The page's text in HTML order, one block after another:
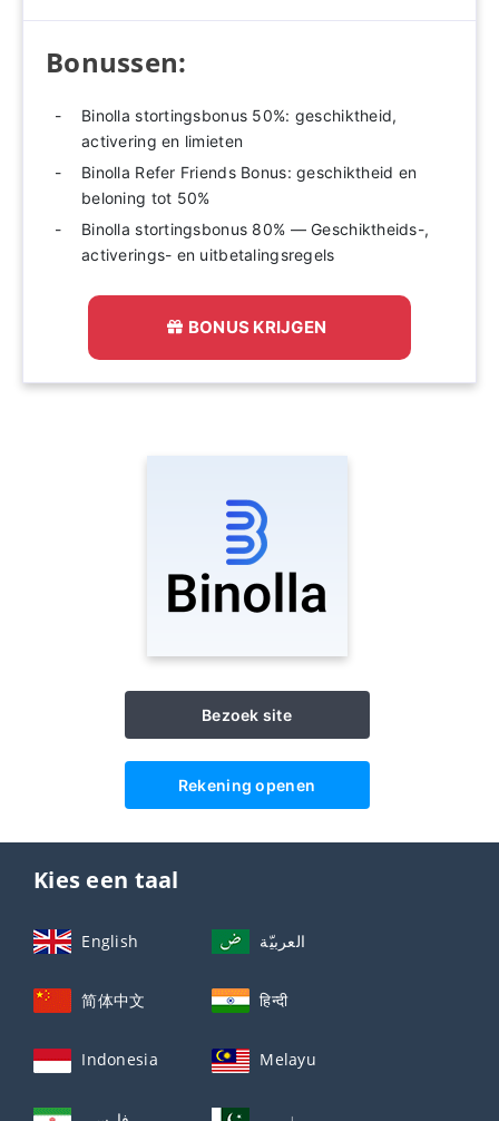
Bonussen:
Binolla stortingsbonus 50%: geschiktheid,
activering en limieten
Binolla Refer Friends Bonus: geschiktheid en
beloning tot 50%
Binolla stortingsbonus 80% — Geschiktheids-,
activerings- en uitbetalingsregels
BONUS KRIJGEN
Bezoek site
Rekening openen
Kies een taal
English العربيّة
简体中文 हिन्दी
Indonesia Melayu